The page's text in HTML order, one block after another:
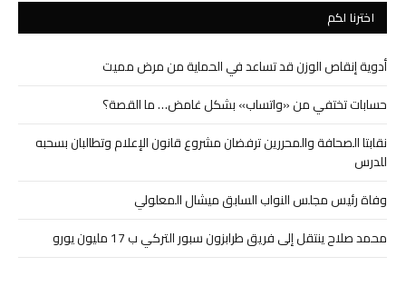
اخترنا لكم
أدوية إنقاص الوزن قد تساعد في الحماية من مرض مميت
حسابات تختفي من «واتساب» بشكل غامض… ما القصة؟
نقابتا الصحافة والمحررين ترفضان مشروع قانون الإعلام وتطالبان بسحبه
للدرس
وفاة رئيس مجلس النواب السابق ميشال المعلولي
محمد صلاح ينتقل إلى فريق طرابزون سبور التركي ب 17 مليون يورو